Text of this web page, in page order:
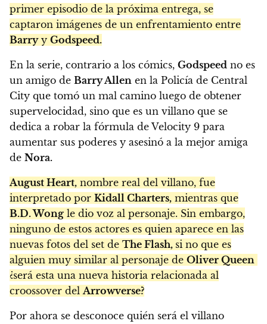
primer episodio de la próxima entrega, se
captaron imágenes de un enfrentamiento entre
Barryy Godspeed.
En la serie, contrario a los cómics, Godspeed no es
un amigo de Barry Allen en la Policía de Central
City que tomó un mal camino luego de obtener
supervelocidad, sino que es un villano que se
dedica a robar la fórmula de Velocity 9 para
aumentar sus poderes y asesinó a la mejor amiga
de Nora.
August Heart, nombre real del villano, fue
interpretado por Kidall Charters, mientras que
B.D. Wong le dio voz al personaje. Sin embargo,
ninguno de estos actores es quien aparece en las
nuevas fotos del set de The Flash, si no que es
alguien muy similar al personaje de Oliver Queen
¿será esta una nueva historia relacionada al
croossover del Arrowverse?
Por ahora se desconoce quién será el villano